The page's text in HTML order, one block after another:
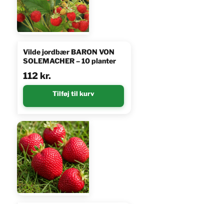
Vilde jordbær BARON VON
SOLEMACHER – 10 planter
112kr.
Tilføj til kurv